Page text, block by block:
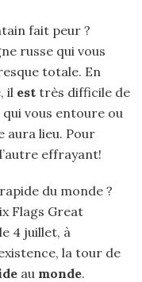
fait peur ?
russe qui vous
totale. En
il est très difficile de
qui vous entoure ou
aura lieu. Pour
effrayant!
du monde ?
Flags Great
4 juillet, à
la tour de
au monde.